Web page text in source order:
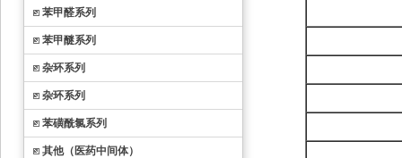
苯甲醛系列
苯甲醚系列
杂环系列
杂环系列
苯磺酰氯系列
其他（医药中间体）